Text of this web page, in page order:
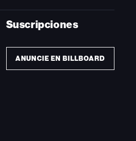
Suscripciones
ANUNCIE EN BILLBOARD